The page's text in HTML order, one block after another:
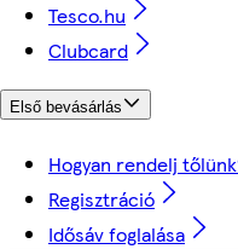
Tesco.hu
Clubcard
Első bevásárlás
Hogyan rendelj
Regisztráció
Idősáv foglalása